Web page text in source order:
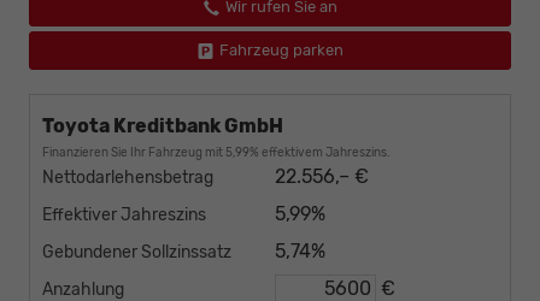
Wir rufen Sie an
Fahrzeug parken
Toyota Kreditbank GmbH
Finanzieren Sie Ihr Fahrzeug mit 5,99% effektivem Jahreszins.
Nettodarlehensbetrag 22.556,– €
Effektiver Jahreszins 5,99%
Gebundener Sollzinssatz 5,74%
Anzahlung €